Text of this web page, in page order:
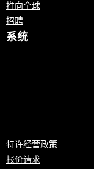
推向全球
招聘
系统
特许经营政策
报价请求